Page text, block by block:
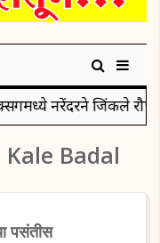
नरेंदरने जिंकले
Badal
पसंतीस